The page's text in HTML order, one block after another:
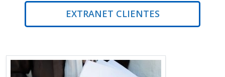
EXTRANET CLIENTES